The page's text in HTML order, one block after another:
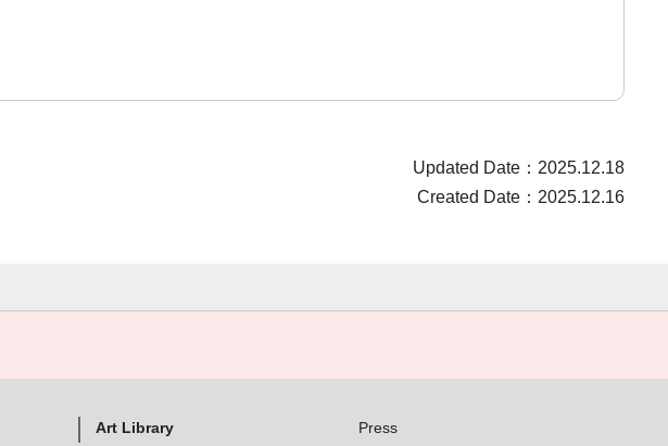
Updated Date：2025.12.18
Created Date：2025.12.16
Art Library
Press